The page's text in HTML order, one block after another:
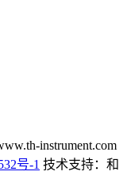
instrument.com
号-1 技术支持：和